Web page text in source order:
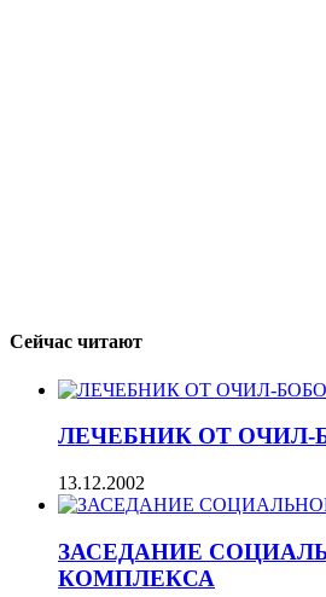
Сейчас читают
ЛЕЧЕБНИК ОТ ОЧИЛ-
13.12.2002
ЗАСЕДАНИЕ
КОМПЛЕКСА